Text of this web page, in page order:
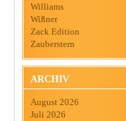
Williams
Wißner
Zack Edition
Zauberstern
ARCHIV
August 2026
Juli 2026